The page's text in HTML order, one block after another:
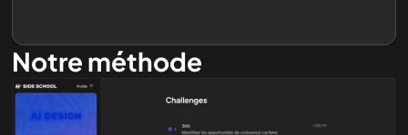
9
customisation automatique des messages
Challenge 9
Transformez vos calls en mine d'or pour vos
Notre méthode